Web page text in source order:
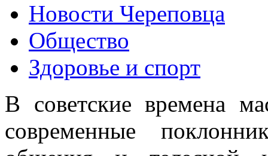
Новости Череповца
Общество
Здоровье и спорт
В советские времена
современные